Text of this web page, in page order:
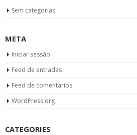
Sem categorias
META
Iniciar sessão
Feed de entradas
Feed de comentários
WordPress.org
CATEGORIES